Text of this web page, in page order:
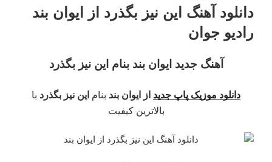
دانلود آهنگ این نیز بگذرد از ایوان بند
رادیو جوان
آهنگ جدید ایوان بند بنام این نیز بگذرد
دانلود موزیک پاپ جدید از ایوان بند بنام این نیز بگذرد با
بالاترین کیفیت